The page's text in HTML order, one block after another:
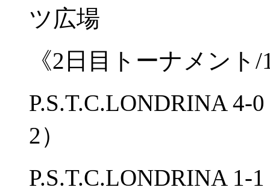
ツ広場
《2日目トーナメント
P.S.T.C.LONDRINA
2）
P.S.T.C.LONDRINA